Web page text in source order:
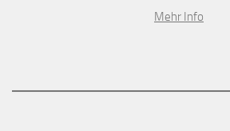
Mehr Info